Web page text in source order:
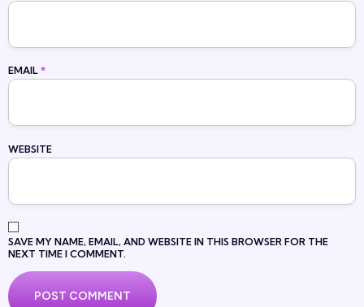
EMAIL *
WEBSITE
SAVE MY NAME, EMAIL, AND WEBSITE IN THIS BROWSER FOR THE
NEXT TIME I COMMENT.